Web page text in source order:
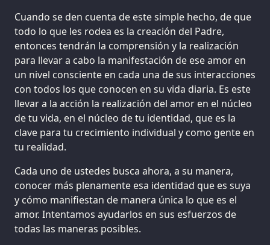
Cuando se den cuenta de este simple hecho, de que
todo lo que les rodea es la creación del Padre,
entonces tendrán la comprensión y la realización
para llevar a cabo la manifestación de ese amor en
un nivel consciente en cada una de sus interacciones
con todos los que conocen en su vida diaria. Es este
llevar a la acción la realización del amor en el núcleo
de tu vida, en el núcleo de tu identidad, que es la
clave para tu crecimiento individual y como gente en
tu realidad.
Cada uno de ustedes busca ahora, a su manera,
conocer más plenamente esa identidad que es suya
y cómo manifiestan de manera única lo que es el
amor. Intentamos ayudarlos en sus esfuerzos de
todas las maneras posibles.